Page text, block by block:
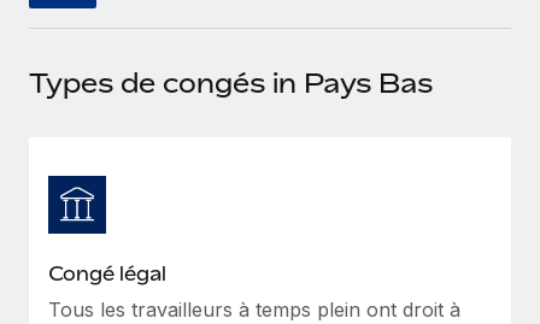
notre MCP
Intégrations
SERVICES
Demandez aux experts
Recevez des conseils d’experts sur les RH à
l’international et la conformité
Partenaires stratégiques de la tech
Remote Build
Conseil en intégrations et automatisations assistées par
Événements
Données sur les salaires et les talents
Obtenir de l’aide
한국어
Types de congés in Pays Bas
Congé légal
Tous les travailleurs à temps plein ont droit à